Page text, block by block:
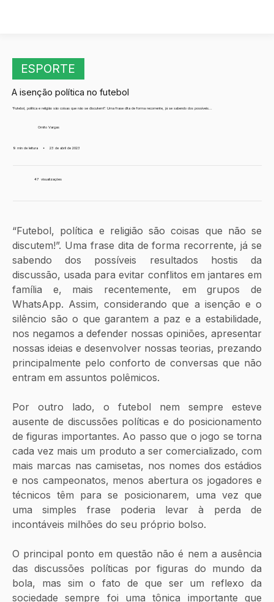
ESPORTE
A isenção política no futebol
“Futebol, política e religião são coisas que não se discutem!”. Uma frase dita de forma recorrente, já se sabendo dos possíveis...
Ornito Vargas
9 min de leitura • 23 de abril de 2023
47 visualizações
“Futebol, política e religião são coisas que não se
discutem!”. Uma frase dita de forma recorrente, já se
sabendo dos possíveis resultados hostis da
discussão, usada para evitar conflitos em jantares em
família e, mais recentemente, em grupos de
WhatsApp. Assim, considerando que a isenção e o
silêncio são o que garantem a paz e a estabilidade,
nos negamos a defender nossas opiniões, apresentar
nossas ideias e desenvolver nossas teorias, prezando
principalmente pelo conforto de conversas que não
entram em assuntos polêmicos.
Por outro lado, o futebol nem sempre esteve
ausente de discussões políticas e do posicionamento
de figuras importantes. Ao passo que o jogo se torna
cada vez mais um produto a ser comercializado, com
mais marcas nas camisetas, nos nomes dos estádios
e nos campeonatos, menos abertura os jogadores e
técnicos têm para se posicionarem, uma vez que
uma simples frase poderia levar à perda de
incontáveis milhões do seu próprio bolso.
O principal ponto em questão não é nem a ausência
das discussões políticas por figuras do mundo da
bola, mas sim o fato de que ser um reflexo da
sociedade sempre foi uma tônica importante que